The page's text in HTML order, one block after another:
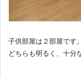
子供部屋は２部屋です。
どちらも明るく、十分